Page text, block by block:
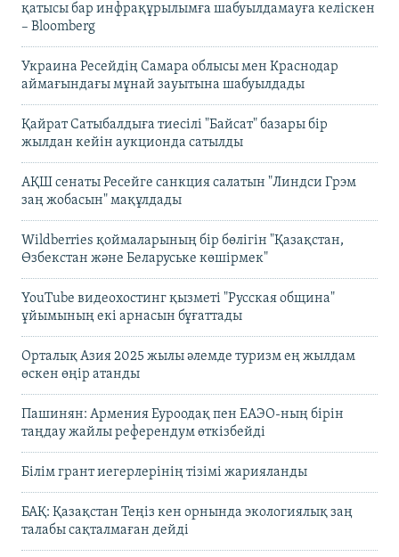
қатысы бар инфрақұрылымға шабуылдамауға келіскен
– Bloomberg
Украина Ресейдің Самара облысы мен Краснодар
аймағындағы мұнай зауытына шабуылдады
Қайрат Сатыбалдыға тиесілі "Байсат" базары бір
жылдан кейін аукционда сатылды
АҚШ сенаты Ресейге санкция салатын "Линдси Грэм
заң жобасын" мақұлдады
Wildberries қоймаларының бір бөлігін "Қазақстан,
Өзбекстан және Беларуське көшірмек"
YouTube видеохостинг қызметі "Русская община"
ұйымының екі арнасын бұғаттады
Орталық Азия 2025 жылы әлемде туризм ең жылдам
өскен өңір атанды
Пашинян: Армения Еуроодақ пен ЕАЭО-ның бірін
таңдау жайлы референдум өткізбейді
Білім грант иегерлерінің тізімі жарияланды
БАҚ: Қазақстан Теңіз кен орнында экологиялық заң
талабы сақталмаған дейді